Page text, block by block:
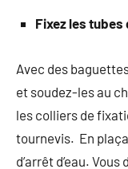
Fixez les tubes
Avec des
et soudez-les au
les colliers de
tournevis. En
d’arrêt d’eau.